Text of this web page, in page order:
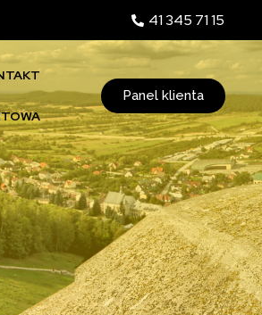
41 345 71 15
Panel klienta